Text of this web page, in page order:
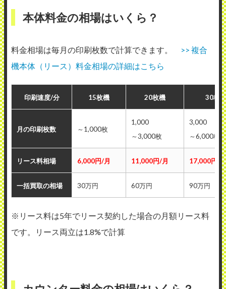
本体料金の相場はいくら？
料金相場は毎月の印刷枚数で計算できます。
>> 複合
機本体（リース）料金相場の詳細はこちら
印刷速度/分 15枚機 20枚機 30枚機
月の印刷枚数 ～1,000枚
1,000
～3,000枚
3,000
～6,000枚
リース料相場 6,000円/月 11,000円/月 17,000円/月
一括買取の相場 30万円 60万円 90万円
※リース料は5年でリース契約した場合の月額リース料
です。リース両立は1.8%で計算